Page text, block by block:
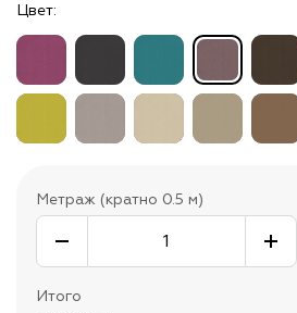
Цвет:
Метраж (кратно 0.5 м)
Итого